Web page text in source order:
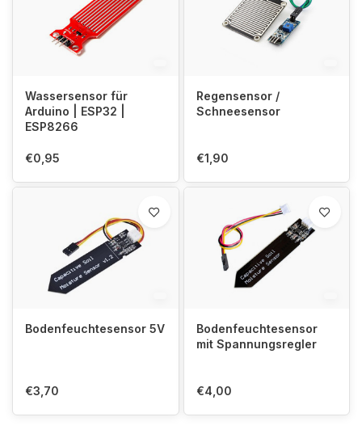
Wassersensor für
Arduino | ESP32 |
ESP8266
€0,95
Regensensor /
Schneesensor
€1,90
Bodenfeuchtesensor 5V
€3,70
Bodenfeuchtesensor
mit Spannungsregler
€4,00